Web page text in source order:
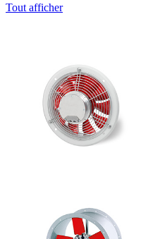
Tout afficher